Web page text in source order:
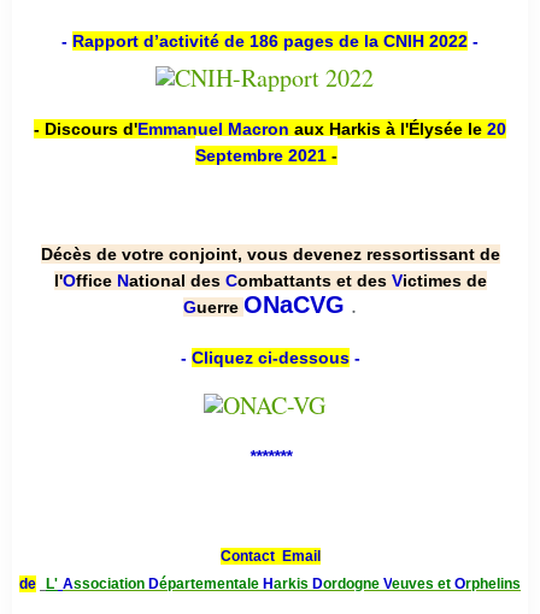
- Rapport d’activité de 186 pages de la CNIH 2022 -
- Discours d'Emmanuel Macron aux Harkis à l'Élysée le 20
Septembre 2021 -
Décès de votre conjoint, vous devenez ressortissant de
l'Office National des Combattants et des Victimes de
Guerre ONaCVG .
- Cliquez ci-dessous-
*******
Contact Email
de
L' Association Départementale Harkis Dordogne Veuves et Orphelins